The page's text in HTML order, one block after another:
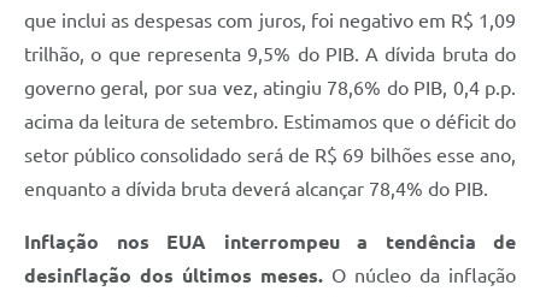
que inclui as despesas com juros, foi negativo em R$ 1,09
trilhão, o que representa 9,5% do PIB. A dívida bruta do
governo geral, por sua vez, atingiu 78,6% do PIB, 0,4 p.p.
acima da leitura de setembro. Estimamos que o déficit do
setor público consolidado será de R$ 69 bilhões esse ano,
enquanto a dívida bruta deverá alcançar 78,4% do PIB.
Inflação nos EUA interrompeu a tendência de
desinflação dos últimos meses. O núcleo da inflação